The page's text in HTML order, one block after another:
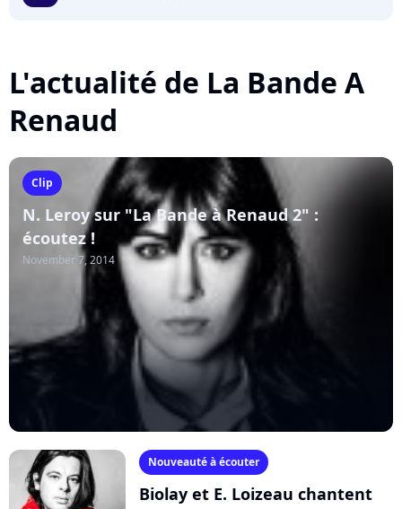
L'actualité de La Bande A
Renaud
Clip
N. Leroy sur "La Bande à Renaud 2" :
écoutez !
November 7, 2014
Nouveauté à écouter
Biolay et E. Loizeau chantent